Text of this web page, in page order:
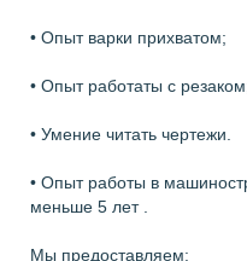
• Опыт варки прихватом;
• Опыт работаты с
• Умение читать чертежи.
• Опыт работы в
меньше 5 лет .
Мы предоставляем: